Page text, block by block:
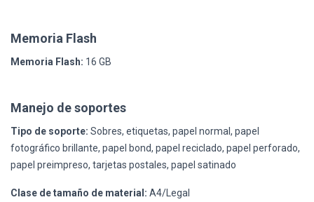
Memoria Flash
Memoria Flash: 16 GB
Manejo de soportes
Tipo de soporte: Sobres, etiquetas, papel normal, papel
fotográfico brillante, papel bond, papel reciclado, papel perforado,
papel preimpreso, tarjetas postales, papel satinado
Clase de tamaño de material: A4/Legal